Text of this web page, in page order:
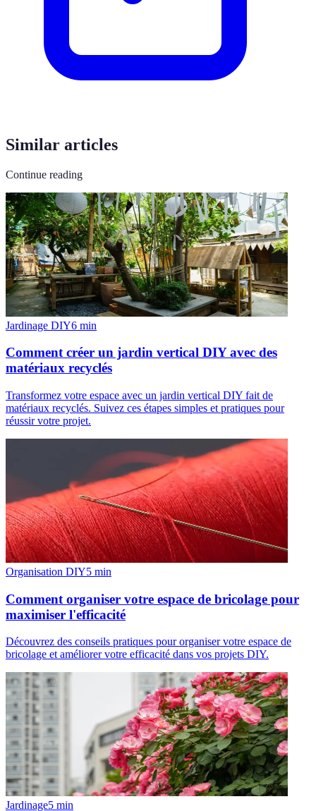
Similar articles
Continue reading
Jardinage DIY6 min
Comment créer un jardin vertical DIY avec des
matériaux recyclés
Transformez votre espace avec un jardin vertical DIY fait de
matériaux recyclés. Suivez ces étapes simples et pratiques pour
réussir votre projet.
Organisation DIY5 min
Comment organiser votre espace de bricolage pour
maximiser l'efficacité
Découvrez des conseils pratiques pour organiser votre espace de
bricolage et améliorer votre efficacité dans vos projets DIY.
Jardinage5 min